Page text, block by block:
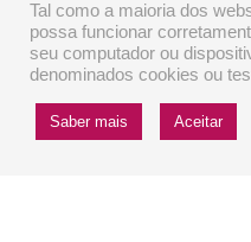
Tal como a maioria dos
possa funcionar
seu computador ou
denominados cookies ou
Saber mais Aceitar